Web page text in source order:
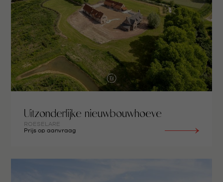
Uitzonderlijke nieuwbouwhoeve
ROESELARE
Prijs op aanvraag